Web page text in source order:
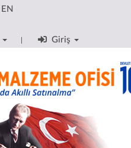
EN
Giriş